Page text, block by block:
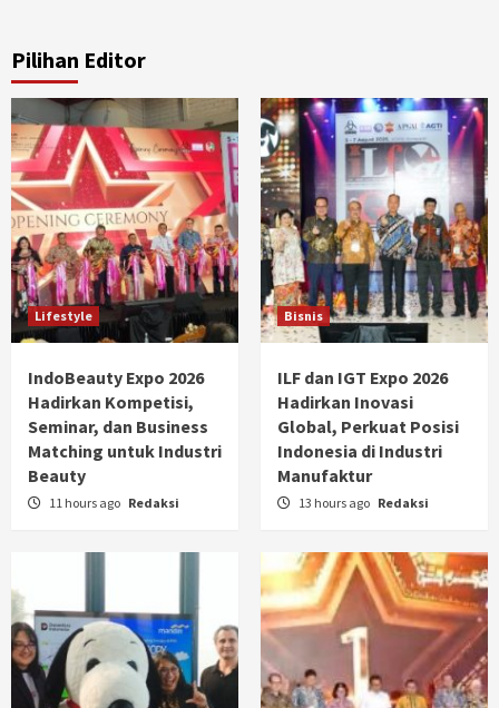
Pilihan Editor
Lifestyle
IndoBeauty Expo 2026
Hadirkan Kompetisi,
Seminar, dan Business
Matching untuk Industri
Beauty
11 hours ago Redaksi
Bisnis
ILF dan IGT Expo 2026
Hadirkan Inovasi
Global, Perkuat Posisi
Indonesia di Industri
Manufaktur
13 hours ago Redaksi